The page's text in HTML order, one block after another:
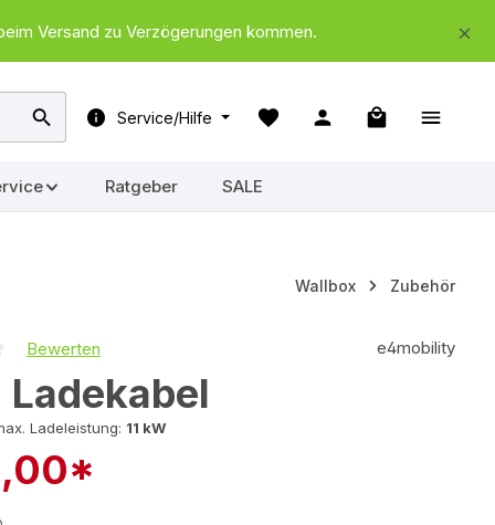
Versand zu Verzögerungen kommen.
Service/Hilfe
Warenkorb
Ratgeber SALE
Wallbox Zubehör
Bewerten e4mobility
Ladekabel
Ladeleistung: 11 kW